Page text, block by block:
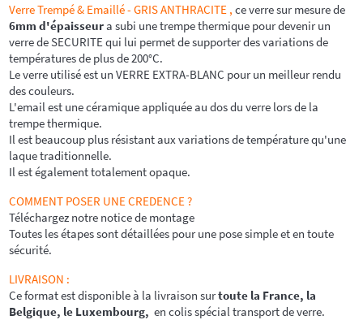
Verre Trempé & Emaillé - GRIS ANTHRACITE , ce verre sur mesure de
6mm d'épaisseura subi une trempe thermique pour devenir un
verre de SECURITE qui lui permet de supporter des variations de
températures de plus de 200°C.
Le verre utilisé est un VERRE EXTRA-BLANC pour un meilleur rendu
des couleurs.
L'email est une céramique appliquée au dos du verre lors de la
trempe thermique.
Il est beaucoup plus résistant aux variations de températurequ'une
laque traditionnelle.
Il est également totalement opaque.
COMMENT POSER UNE CREDENCE ?
Téléchargez notre notice de montage
Toutes les étapes sont détaillées pour une pose simple et en toute
sécurité.
LIVRAISON :
Ce format est disponible à la livraison surtoute la France, la
Belgique, le Luxembourg, en colis spécial transport de verre.